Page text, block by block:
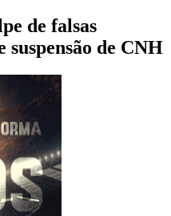
de falsas
suspensão de CNH